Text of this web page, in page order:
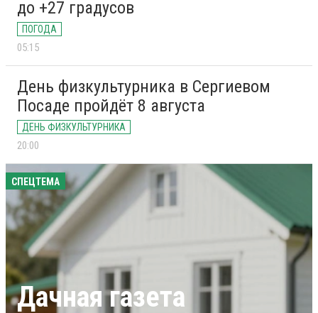
до +27 градусов
ПОГОДА
05:15
День физкультурника в Сергиевом
Посаде пройдёт 8 августа
ДЕНЬ ФИЗКУЛЬТУРНИКА
20:00
СПЕЦТЕМА
Дачная газета